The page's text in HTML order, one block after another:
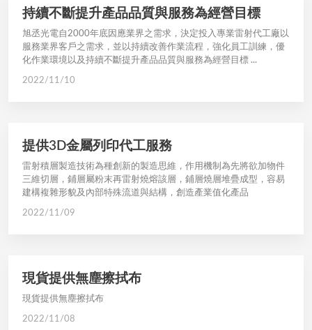
持續不斷提升產品品質與服務為經營目標
旭丞光電自2000年底因應業界之需求，決定投入專業雷射代工廠以
服務業界客戶之需求，並以持續改善作業流程，強化員工訓練，優
化作業環境以及持續不斷提升產品品質與服務為經營目標 ...
2022/11/10
提供3D金屬列印代工服務
雷射積層製造技術為種創新的製造思維，作用機制為先將欲加物件
三維切層，鋪層屬粉末再雷射燒熔該層，鋪層燒層堆疊成型，容易
建構複雜形貌及內部特殊流道與結構，創造產業值化產品
2022/11/09
現貨提供無塵擦拭布
現貨提供無塵擦拭布
2022/11/08